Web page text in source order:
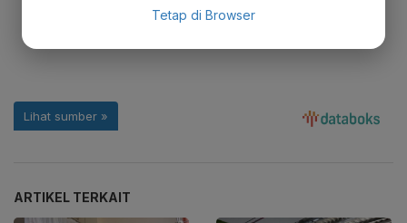
ARTIKEL TERKAIT
Tetap di Browser